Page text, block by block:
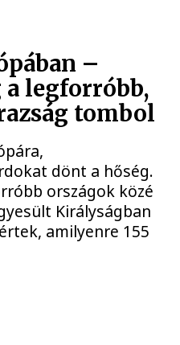
–
legforróbb,
tombol
dönt a hőség.
országok közé
Királyságban
amilyenre 155